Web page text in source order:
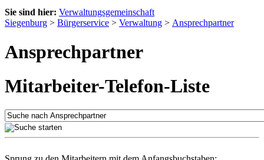
Sie sind hier: Verwaltungsgemeinschaft
Siegenburg > Bürgerservice > Verwaltung > Ansprechpartner
Ansprechpartner
Mitarbeiter-Telefon-Liste